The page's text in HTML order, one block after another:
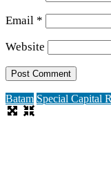
Email *
Website
Batam Special Capital